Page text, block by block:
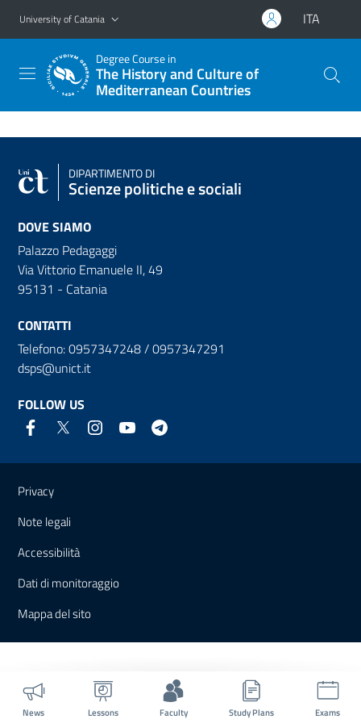
Go to main content
Go to navigation menu
University of Catania ITA
Degree Course in
The History and Culture of
Mediterranean Countries
News Lessons Faculty Study Plans Exams
DIPARTIMENTO DI
Scienze politiche e sociali
DOVE SIAMO
Palazzo Pedagaggi
Via Vittorio Emanuele II, 49
95131 - Catania
CONTATTI
Telefono: 0957347248 / 0957347291
dsps@unict.it
FOLLOW US
Useful links and information
Privacy
Note legali
Accessibilità
Dati di monitoraggio
Mappa del sito